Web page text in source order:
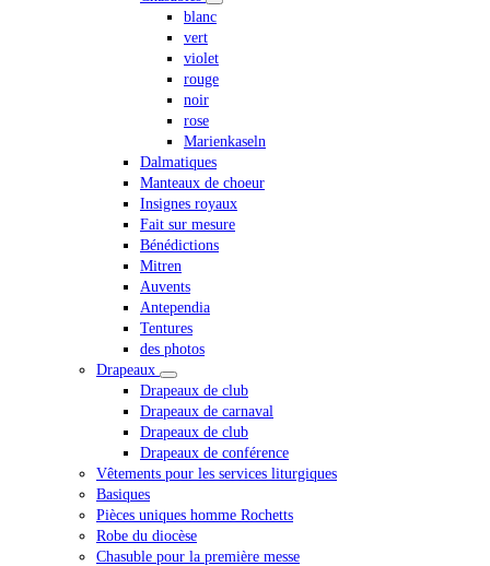
blanc
vert
violet
rouge
noir
rose
Marienkaseln
Dalmatiques
Manteaux de choeur
Insignes royaux
Fait sur mesure
Bénédictions
Mitren
Auvents
Antependia
Tentures
des photos
Drapeaux
Drapeaux de club
Drapeaux de carnaval
Drapeaux de club
Drapeaux de conférence
Vêtements pour les services liturgiques
Basiques
Pièces uniques homme Rochetts
Robe du diocèse
Chasuble pour la première messe